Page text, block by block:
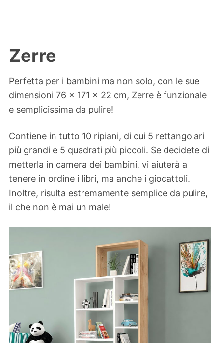
Zerre
Perfetta per i bambini ma non solo, con le sue
dimensioni 76 x 171 x 22 cm, Zerre è funzionale
e semplicissima da pulire!
Contiene in tutto 10 ripiani, di cui 5 rettangolari
più grandi e 5 quadrati più piccoli. Se decidete di
metterla in camera dei bambini, vi aiuterà a
tenere in ordine i libri, ma anche i giocattoli.
Inoltre, risulta estremamente semplice da pulire,
il che non è mai un male!